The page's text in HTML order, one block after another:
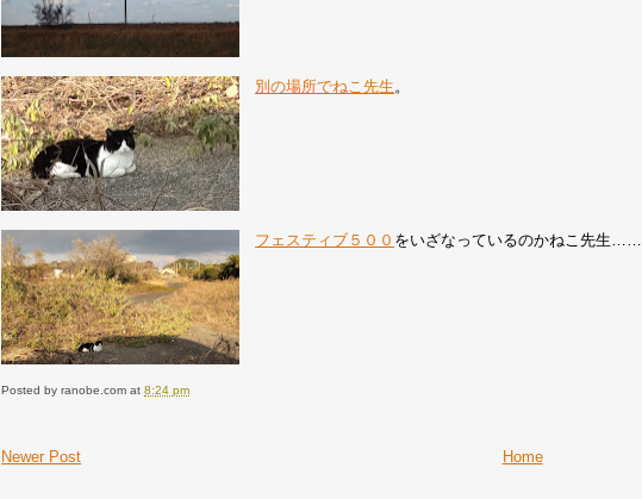
別の場所でねこ先生。
フェスティブ５００ をいざなっているのかねこ先生……
Posted byranobe.com at8:24 pm
Newer Post Home